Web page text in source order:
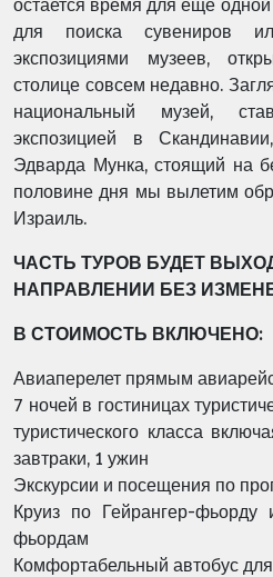
остается время для еще
для поиска сувениров
экспозициями музеев,
столице совсем недавно.
национальный музей,
экспозицией в
Эдварда Мунка, стоящий на
половине дня мы вылетим
Израиль.
ЧАСТЬ ТУРОВ БУДЕТ
НАПРАВЛЕНИИ БЕЗ
В СТОИМОСТЬ ВКЛЮЧЕНО:
Авиаперелет прямым
7 ночей в гостиницах
туристического класса
завтраки, 1 ужин
Экскурсии и посещения по
Круиз по Гейрангер-
фьордам
Комфортабельный автобус